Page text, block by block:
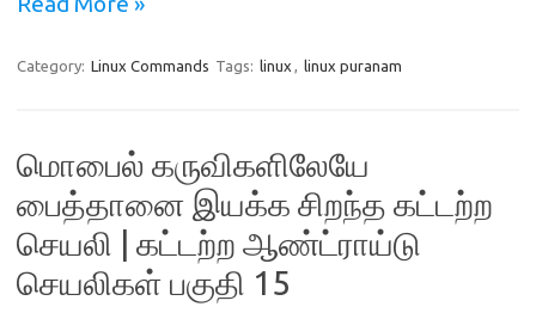
Category: Linux Commands Tags: linux , linux puranam
மொபைல் கருவிகளிலேயே
பைத்தானை இயக்க சிறந்த கட்டற்ற
செயலி | கட்டற்ற ஆண்ட்ராய்டு
செயலிகள் பகுதி 15